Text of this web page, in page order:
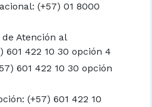
(+57) 01 8000
Atención al
601 422 10 30 opción 4
601 422 10 30 opción
(+57) 601 422 10